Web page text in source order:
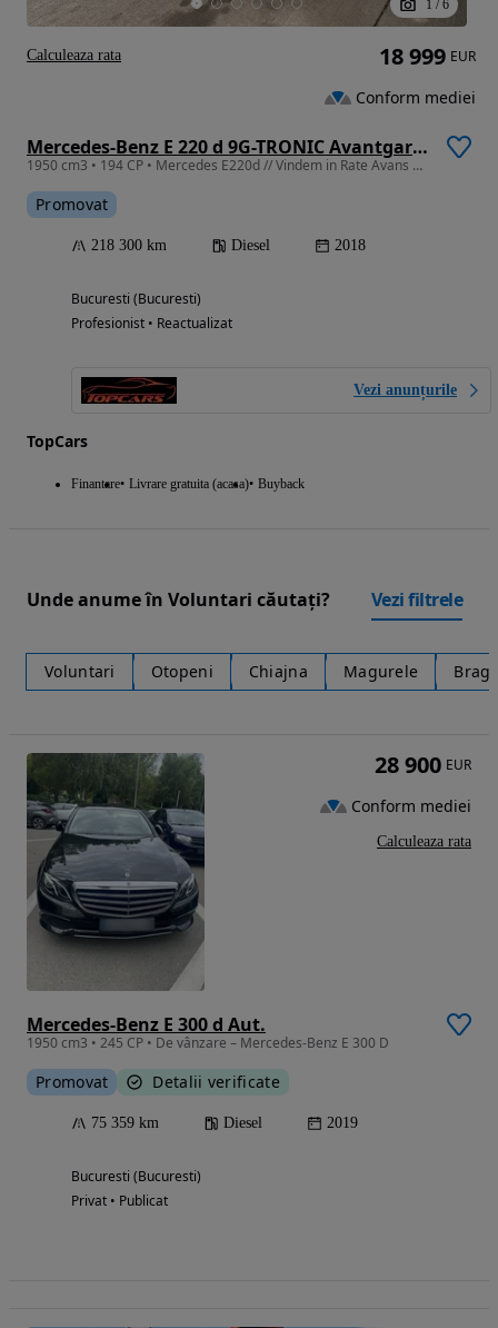
1 / 6
Mercedes-Benz E 220 d 9G-TRONIC Avantgarde
1950 cm3 • 194 CP • Mercedes E220d // Vindem in Rate Avans Zero cu Buletinul //
Promovat
218 300 km Diesel 2018
Bucuresti (Bucuresti)
Profesionist • Reactualizat
Vezi anunțurile
TopCars
Finantare Livrare gratuita (acasa) Buyback
18 999 EUR
Conform mediei
Calculeaza rata
Unde anume în Voluntari căutați? Vezi filtrele
Voluntari Otopeni Chiajna Magurele
Mercedes-Benz E 300 d Aut.
1950 cm3 • 245 CP • De vânzare – Mercedes-Benz E 300 D
Promovat Detalii verificate
75 359 km Diesel 2019
Bucuresti (Bucuresti)
Privat • Publicat
28 900 EUR
Conform mediei
Calculeaza rata